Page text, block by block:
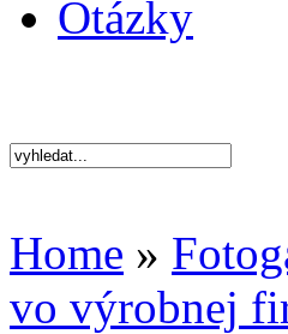
Otázky
Home »
vo výrobnej